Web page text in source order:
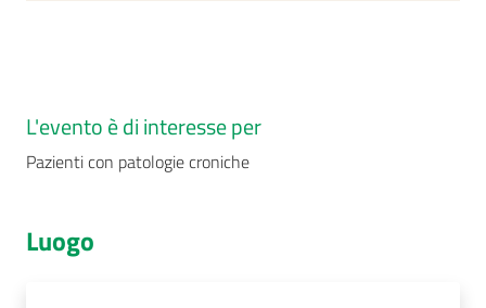
L'evento è di interesse per
Pazienti con patologie croniche
Luogo